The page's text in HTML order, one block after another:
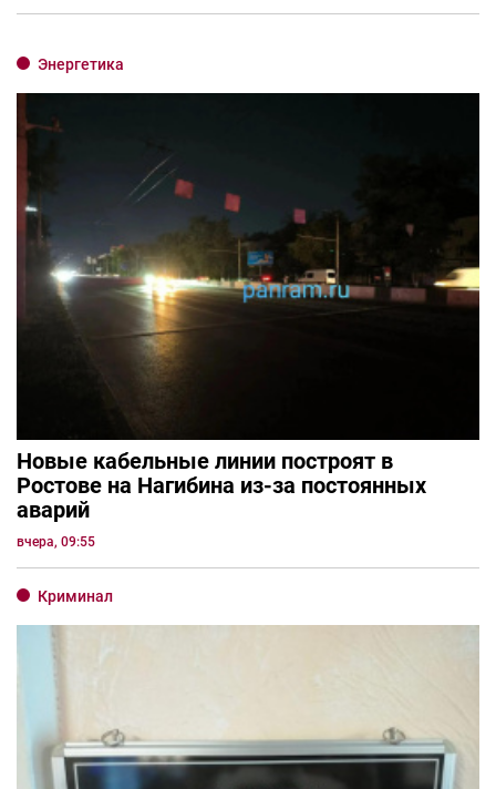
Энергетика
Новые кабельные линии построят в
Ростове на Нагибина из-за постоянных
аварий
вчера, 09:55
Криминал